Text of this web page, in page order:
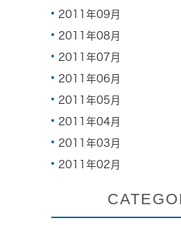
2011年09月
2011年08月
2011年07月
2011年06月
2011年05月
2011年04月
2011年03月
2011年02月